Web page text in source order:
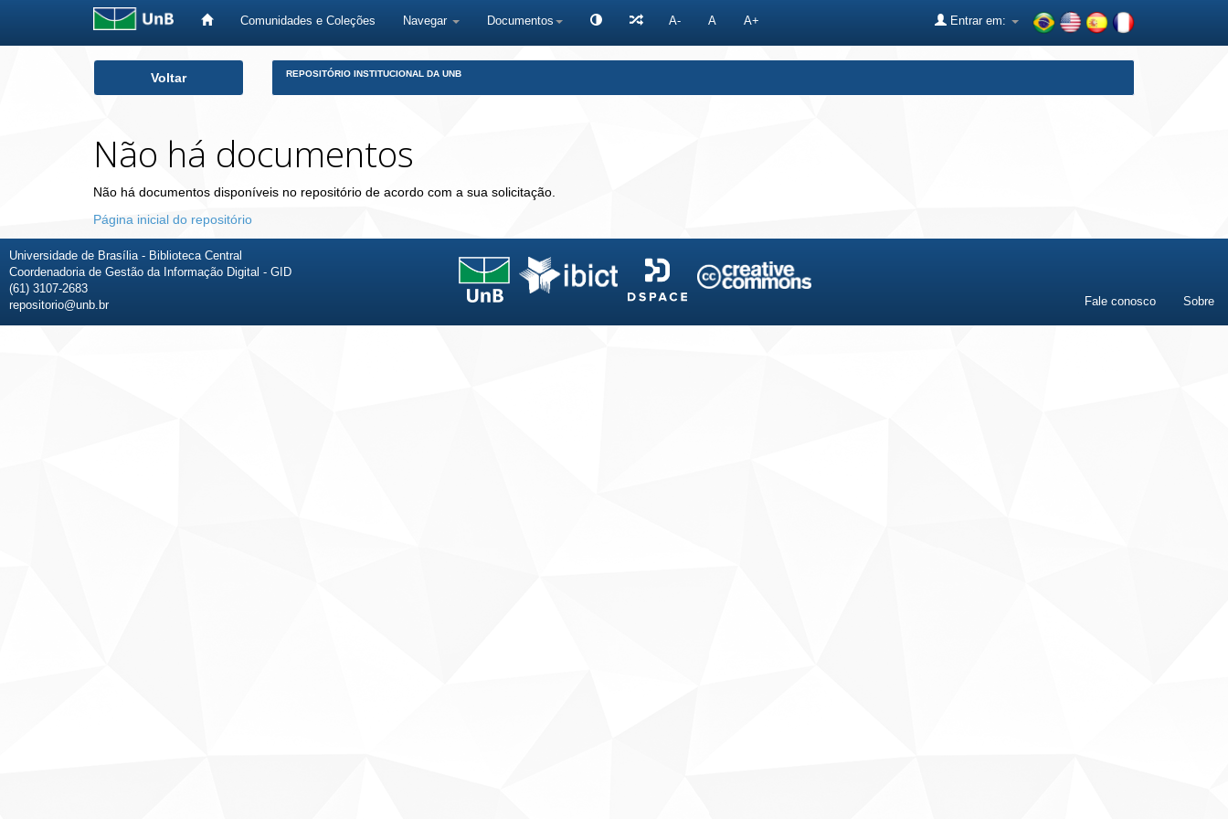
Comunidades e Coleções Navegar Documentos A- A A+ Entrar em:
Voltar REPOSITÓRIO INSTITUCIONAL DA UNB
Não há documentos
Não há documentos disponíveis no repositório de acordo com a sua solicitação.
Página inicial do repositório
Universidade de Brasília - Biblioteca Central
Coordenadoria de Gestão da Informação Digital - GID
(61) 3107-2683
repositorio@unb.br
Fale conosco Sobre